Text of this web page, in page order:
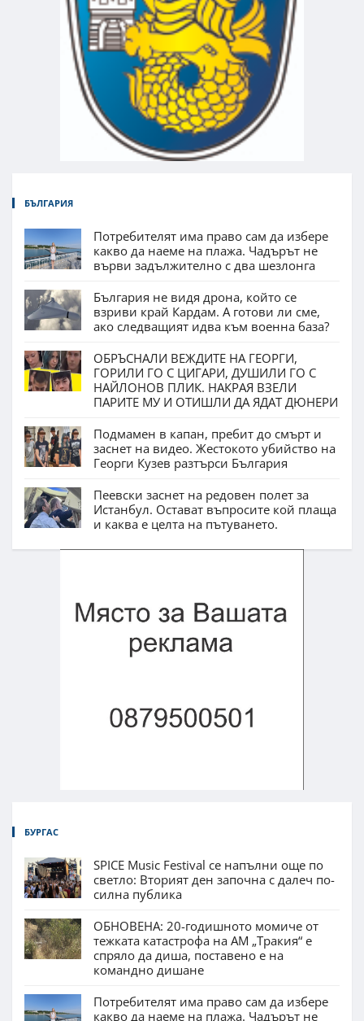
БЪЛГАРИЯ
Потребителят има право сам да избере
какво да наеме на плажа. Чадърът не
върви задължително с два шезлонга
България не видя дрона, който се
взриви край Кардам. А готови ли сме,
ако следващият идва към военна база?
ОБРЪСНАЛИ ВЕЖДИТЕ НА ГЕОРГИ,
ГОРИЛИ ГО С ЦИГАРИ, ДУШИЛИ ГО С
НАЙЛОНОВ ПЛИК. НАКРАЯ ВЗЕЛИ
ПАРИТЕ МУ И ОТИШЛИ ДА ЯДАТ ДЮНЕРИ
Подмамен в капан, пребит до смърт и
заснет на видео. Жестокото убийство на
Георги Кузев разтърси България
Пеевски заснет на редовен полет за
Истанбул. Остават въпросите кой плаща
и каква е целта на пътуването.
БУРГАС
SPICE Music Festival се напълни още по
светло: Вторият ден започна с далеч по-
силна публика
ОБНОВЕНА: 20-годишното момиче от
тежката катастрофа на АМ „Тракия“ е
спряло да диша, поставено е на
командно дишане
Потребителят има право сам да избере
какво да наеме на плажа. Чадърът не